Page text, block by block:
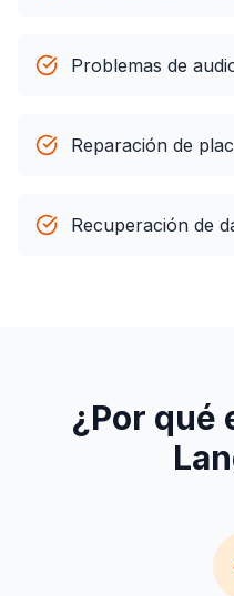
Problemas de
Reparación de
Recuperación de
¿Por qué